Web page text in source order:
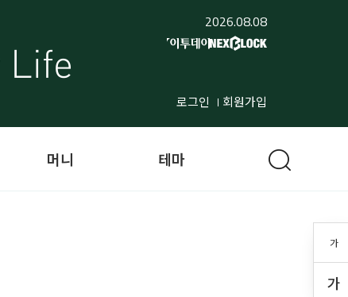
2026.08.08
로그인 회원가입
가
가
머니 테마